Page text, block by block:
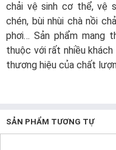
chải vệ sinh cơ thể, vệ
chén, bùi nhùi chà nồi
phơi… Sản phẩm mang
thuộc với rất nhiều
thương hiệu của chất
SẢN PHẨM TƯƠNG TỰ